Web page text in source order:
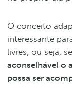
O conceito
interessante
livres, ou seja,
aconselhável o
possa ser